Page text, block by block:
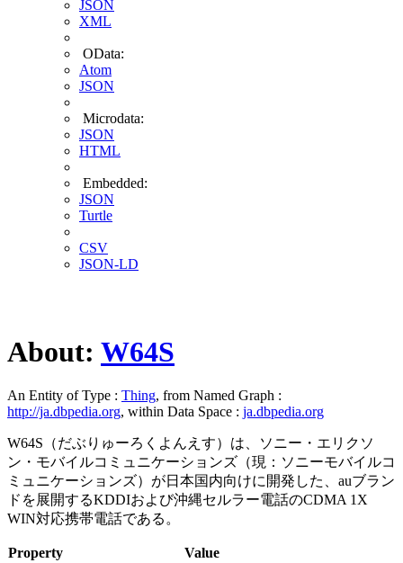
JSON
XML
OData:
Atom
JSON
Microdata:
JSON
HTML
Embedded:
JSON
Turtle
CSV
JSON-LD
About: W64S
An Entity of Type : Thing, from Named Graph :
http://ja.dbpedia.org, within Data Space : ja.dbpedia.org
W64S（だぶりゅーろくよんえす）は、ソニー・エリクソ
ン・モバイルコミュニケーションズ（現：ソニーモバイルコ
ミュニケーションズ）が日本国内向けに開発した、auブラン
ドを展開するKDDIおよび沖縄セルラー電話のCDMA 1X
WIN対応携帯電話である。
Property Value